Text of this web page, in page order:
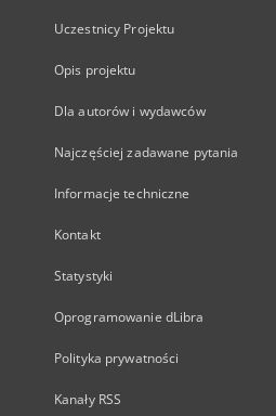
Uczestnicy Projektu
Opis projektu
Dla autorów i wydawców
Najczęściej zadawane pytania
Informacje techniczne
Kontakt
Statystyki
Oprogramowanie dLibra
Polityka prywatności
Kanały RSS